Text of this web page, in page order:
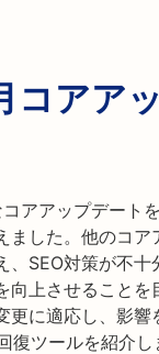
アア
アアップデート
ました。他のコ
SEO対策が不
向上させること
に適応し、影響
ツールを紹介し